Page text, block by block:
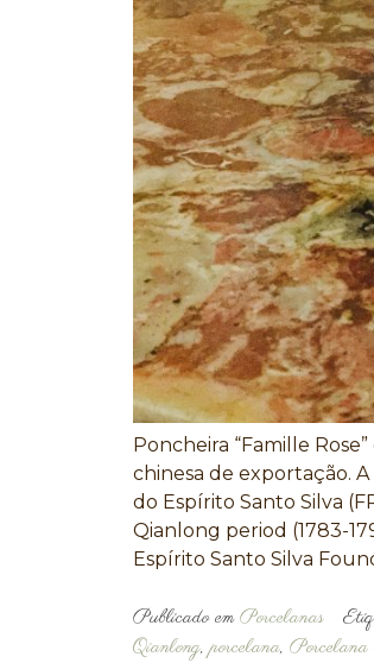
Poncheira “Famille
chinesa de exportação.
do Espírito Santo Silva
Qianlong period (1783-
Espírito Santo Silva
Publicado emPorcelanas
Qianlong,porcelana, Porcelana